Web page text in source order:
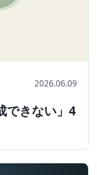
2026.06.09
できない」4